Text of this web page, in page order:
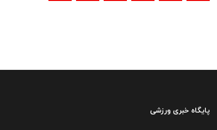
پایگاه خبری ورزشی